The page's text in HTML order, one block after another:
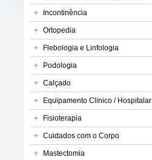
+ Incontinência
+ Ortopedia
+ Flebologia e Linfologia
+ Podologia
+ Calçado
+ Equipamento Clinico / Hospitalar
+ Fisioterapia
+ Cuidados com o Corpo
+ Mastectomia